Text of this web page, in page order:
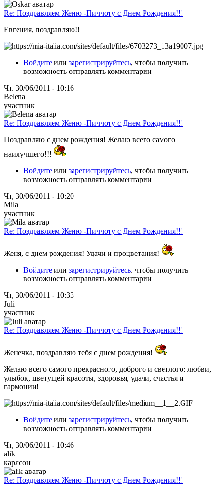
Re: Поздравляем Женю -Пиччоту с Днем Рождения!!!
Евгения, поздравляю!!
Войдите или зарегистрируйтесь, чтобы получить
возможность отправлять комментарии
Чт, 30/06/2011 - 10:16
Belena
участник
Re: Поздравляем Женю -Пиччоту с Днем Рождения!!!
Поздравляю с днем рождения! Желаю всего самого
наилучшего!!!
Войдите или зарегистрируйтесь, чтобы получить
возможность отправлять комментарии
Чт, 30/06/2011 - 10:20
Mila
участник
Re: Поздравляем Женю -Пиччоту с Днем Рождения!!!
Женя, с днем рождения! Удачи и процветания!
Войдите или зарегистрируйтесь, чтобы получить
возможность отправлять комментарии
Чт, 30/06/2011 - 10:33
Juli
участник
Re: Поздравляем Женю -Пиччоту с Днем Рождения!!!
Женечка, поздравляю тебя с днем рождения!
Желаю всего самого прекрасного, доброго и светлого: любви,
улыбок, цветущей красоты, здоровья, удачи, счастья и
гармонии!
Войдите или зарегистрируйтесь, чтобы получить
возможность отправлять комментарии
Чт, 30/06/2011 - 10:46
alik
карлсон
Re: Поздравляем Женю -Пиччоту с Днем Рождения!!!